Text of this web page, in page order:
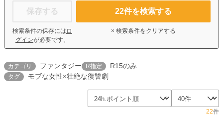
保存する
検索条件の保存には ロ
グインが必要です。
22件を検索する
× 検索条件をクリアする
カテゴリ ファンタジー R指定 R15のみ
タグ モブな女性×壮絶な復讐劇
22件